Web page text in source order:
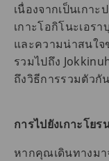
เนื่องจากเป็นเกา
เกาะโอกิโนะเอร
และความน่าสนใ
รวมไปถึง
ถึงวิธีการรวมตัวกั
การไปยังเกาะโย
หากคุณเดินทางม